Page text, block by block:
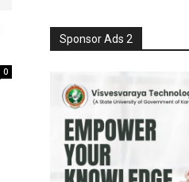
0
Sponsor Ads 2